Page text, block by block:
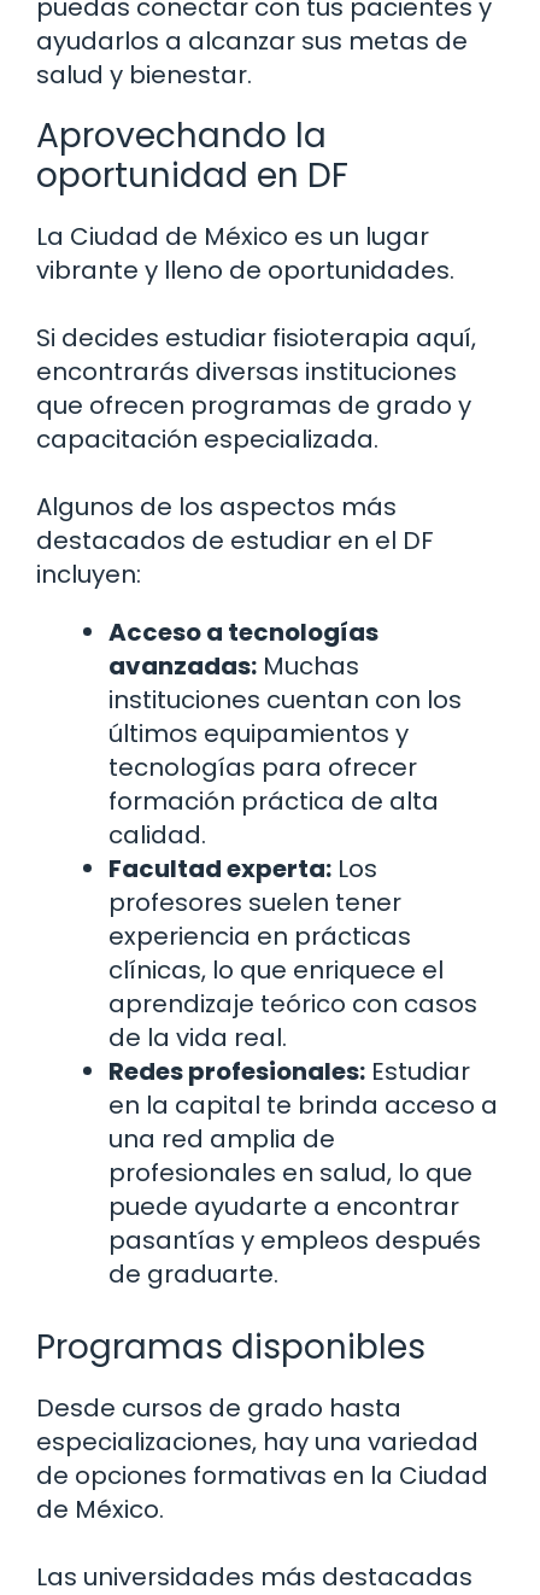
puedas conectar con tus pacientes y
ayudarlos a alcanzar sus metas de
salud y bienestar.
Aprovechando la
oportunidad en DF
La Ciudad de México es un lugar
vibrante y lleno de oportunidades.
Si decides estudiar fisioterapia aquí,
encontrarás diversas instituciones
que ofrecen programas de grado y
capacitación especializada.
Algunos de los aspectos más
destacados de estudiar en el DF
incluyen:
Acceso a tecnologías
avanzadas: Muchas
instituciones cuentan con los
últimos equipamientos y
tecnologías para ofrecer
formación práctica de alta
calidad.
Facultad experta: Los
profesores suelen tener
experiencia en prácticas
clínicas, lo que enriquece el
aprendizaje teórico con casos
de la vida real.
Redes profesionales: Estudiar
en la capital te brinda acceso a
una red amplia de
profesionales en salud, lo que
puede ayudarte a encontrar
pasantías y empleos después
de graduarte.
Programas disponibles
Desde cursos de grado hasta
especializaciones, hay una variedad
de opciones formativas en la Ciudad
de México.
Las universidades más destacadas